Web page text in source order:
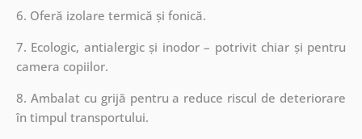
6. Oferă izolare termică și fonică.
7. Ecologic, antialergic și inodor – potrivit chiar și pentru
camera copiilor.
8. Ambalat cu grijă pentru a reduce riscul de deteriorare
în timpul transportului.